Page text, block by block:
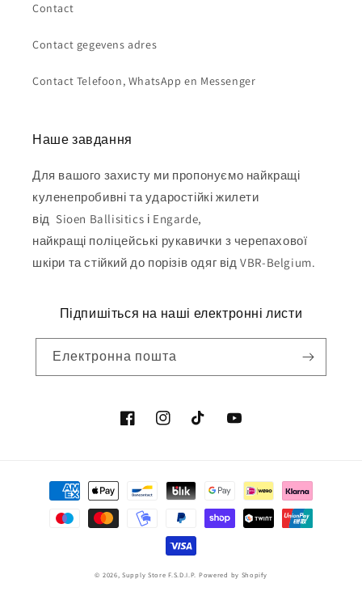
Contact
Contact gegevens adres
Contact Telefoon, WhatsApp en Messenger
Наше завдання
Для вашого захисту ми пропонуємо найкращі
куленепробивні та ударостійкі жилети
від Sioen Ballisitics і Engarde,
найкращі поліцейські рукавички з черепахової
шкіри та стійкий до порізів одяг від VBR-Belgium.
Підпишіться на наші електронні листи
Електронна пошта
FacebookInstagram
Tik
YouTube
Методи
оплати
© 2026,Supply Store F.S.D.I.P. Powered by Shopify